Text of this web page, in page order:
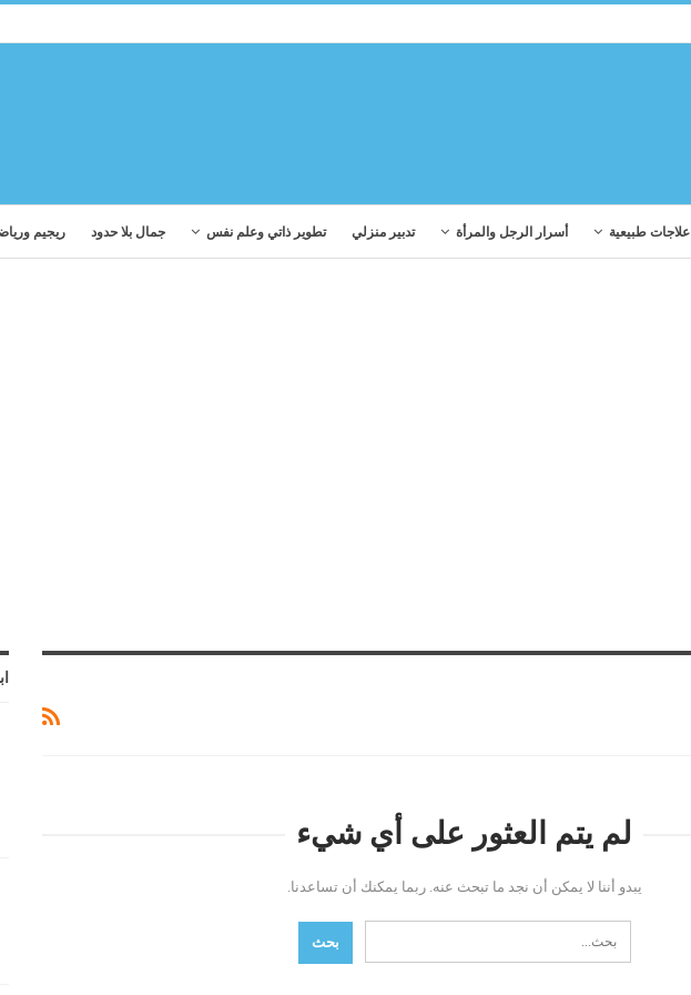
علاجات طبيعية أسرار الرجل والمرأة تدبير منزلي تطوير ذاتي وعلم نفس جمال بلا حدود ريجيم
لم يتم العثور على أي شيء
يبدو أننا لا يمكن أن نجد ما تبحث عنه. ربما يمكنك أن تساعدنا.